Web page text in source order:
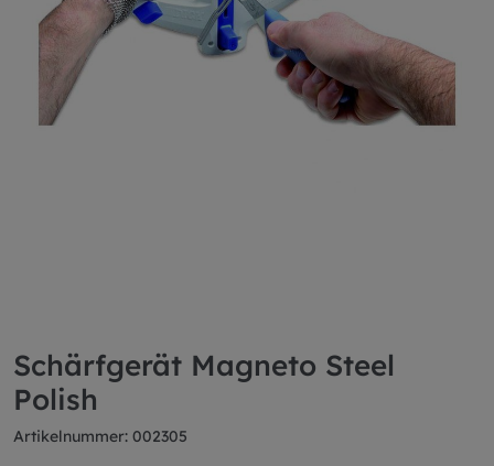
Schärfgerät Magneto Steel
Polish
Artikelnummer: 002305